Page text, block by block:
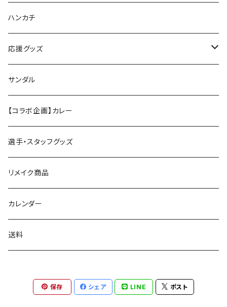
ハンカチ
応援グッズ
ペンライト
サンダル
【コラボ企画】カレー
選手・スタッフグッズ
リメイク商品
カレンダー
送料
保存 シェア LINE ポスト